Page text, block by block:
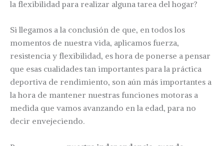
la flexibilidad para realizar alguna tarea del hogar?
Si llegamos a la conclusión de que, en todos los
momentos de nuestra vida, aplicamos fuerza,
resistencia y flexibilidad, es hora de ponerse a pensar
que esas cualidades tan importantes para la práctica
deportiva de rendimiento, son aún más importantes a
la hora de mantener nuestras funciones motoras a
medida que vamos avanzando en la edad, para no
decir envejeciendo.